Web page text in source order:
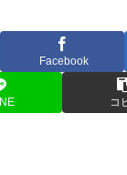
Facebook
コ